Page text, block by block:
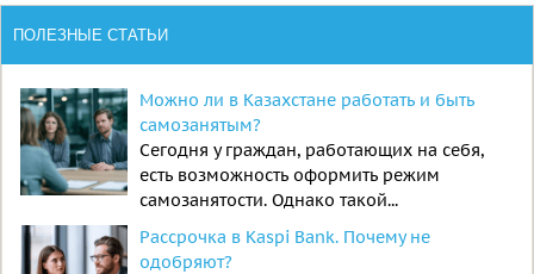
ПОЛЕЗНЫЕ СТАТЬИ
Можно ли в Казахстане работать и быть
самозанятым?
Сегодня у граждан, работающих на себя,
есть возможность оформить режим
самозанятости. Однако такой...
Рассрочка в Kaspi Bank. Почему не
одобряют?